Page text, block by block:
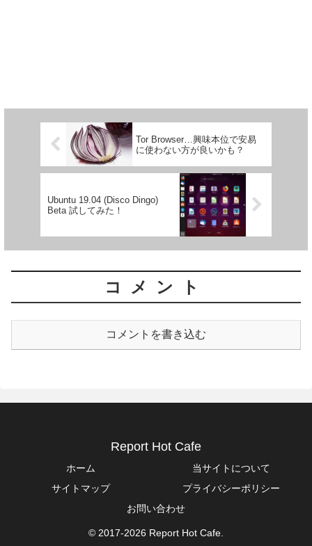
Tor Browser…興味本位で安易
に使わない方が良いかも？
Ubuntu 19.04 (Disco Dingo)
Beta 試してみた！
コメント
コメントを書き込む
Report Hot Cafe
ホーム
当サイトについて
サイトマップ
プライバシーポリシー
お問い合わせ
© 2017-2026 Report Hot Cafe.